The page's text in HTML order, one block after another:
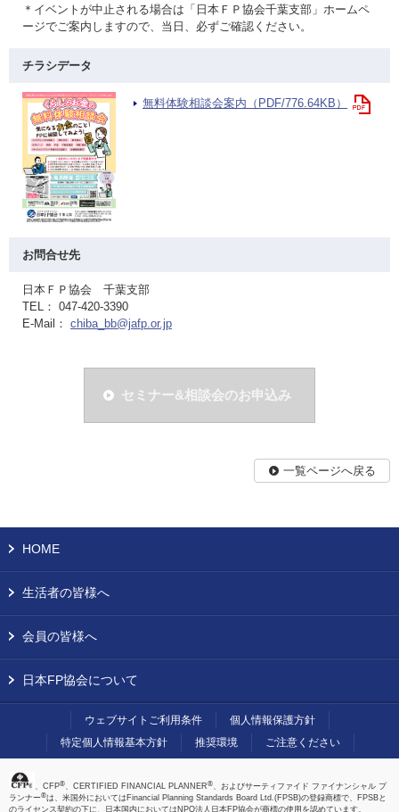
＊イベントが中止される場合は「日本ＦＰ協会千葉支部」ホームペ
ージでご案内しますので、当日、必ずご確認ください。
チラシデータ
無料体験相談会案内（PDF/776.64KB）
お問合せ先
日本ＦＰ協会 千葉支部
TEL： 047-420-3390
E-Mail： chiba_bb@jafp.or.jp
セミナー&相談会のお申込み
一覧ページへ戻る
HOME
生活者の皆様へ
会員の皆様へ
日本FP協会について
ウェブサイトご利用条件
個人情報保護方針
特定個人情報基本方針
推奨環境 ご注意ください
、CFP®、CERTIFIED FINANCIAL PLANNER®、およびサーティファイド ファイナンシャル プ
ランナー®は、米国外においてはFinancial Planning Standards Board Ltd.(FPSB)の登録商標で、FPSBと
のライセンス契約の下に、日本国内においてはNPO法人日本FP協会が商標の使用を認めています。